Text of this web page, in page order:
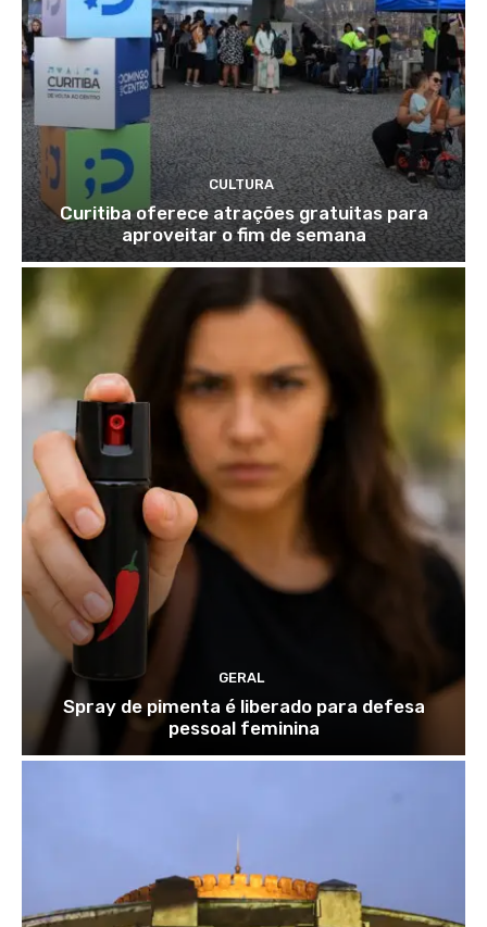
CULTURA
Curitiba oferece atrações gratuitas para
aproveitar o fim de semana
GERAL
Spray de pimenta é liberado para defesa
pessoal feminina